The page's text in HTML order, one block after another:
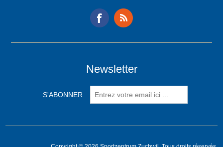
Newsletter